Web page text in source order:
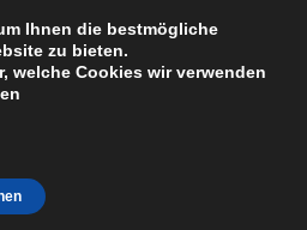
Ihnen die bestmögliche
zu bieten.
welche Cookies wir verwenden